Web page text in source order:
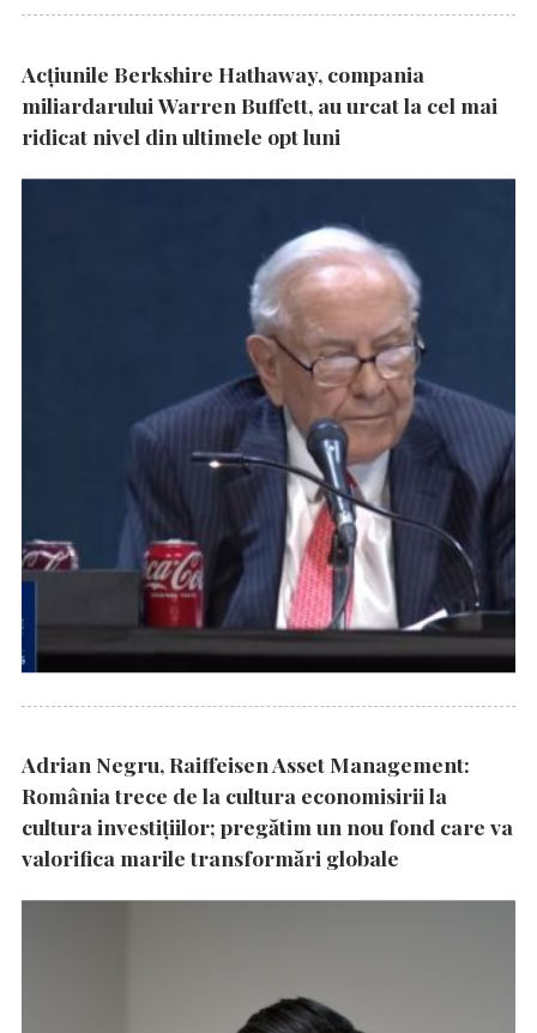
Acțiunile Berkshire Hathaway, compania
miliardarului Warren Buffett, au urcat la cel mai
ridicat nivel din ultimele opt luni
Adrian Negru, Raiffeisen Asset Management:
România trece de la cultura economisirii la
cultura investițiilor; pregătim un nou fond care va
valorifica marile transformări globale